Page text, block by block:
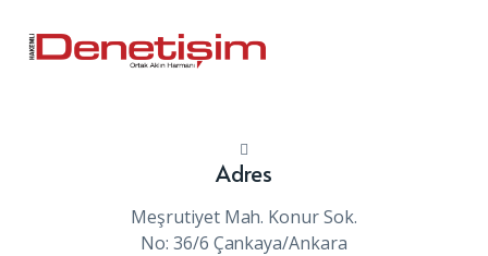
Adres
Meşrutiyet Mah. Konur Sok.
No: 36/6 Çankaya/Ankara